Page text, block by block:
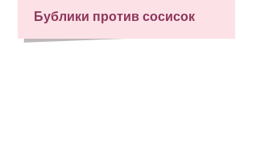
Бублики против сосисок